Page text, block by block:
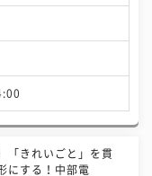
「きれいごと」を貫
にする！中部電